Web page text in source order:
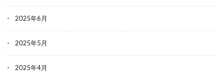
2025年6月
2025年5月
2025年4月